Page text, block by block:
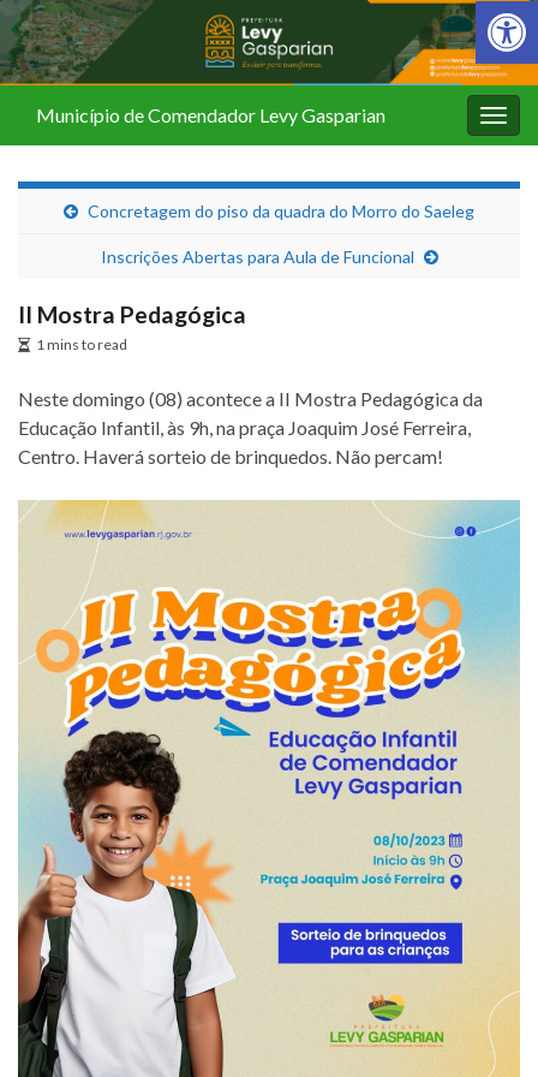
Barra de
Município de Comendador Levy Gasparian
Concretagem do piso da quadra do Morro do Saeleg
Inscrições Abertas para Aula de Funcional
II Mostra Pedagógica
1 mins to read
Neste domingo (08) acontece a II Mostra Pedagógica da
Educação Infantil, às 9h, na praça Joaquim José Ferreira,
Centro. Haverá sorteio de brinquedos. Não percam!